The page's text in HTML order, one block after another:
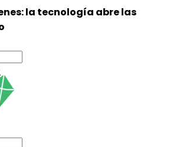
la tecnología abre las